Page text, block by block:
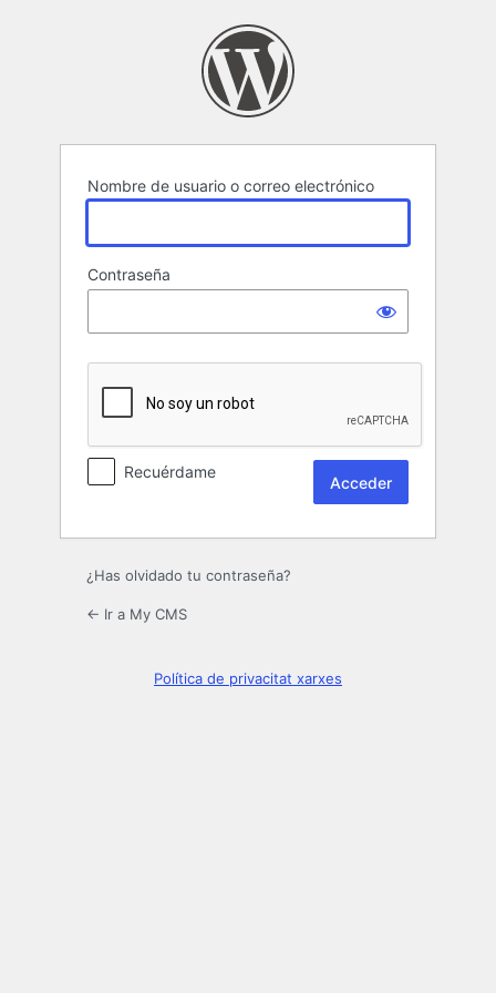
Nombre de usuario o correo electrónico
Contraseña
Recuérdame
¿Has olvidado tu contraseña?
← Ir a My CMS
Política de privacitat xarxes